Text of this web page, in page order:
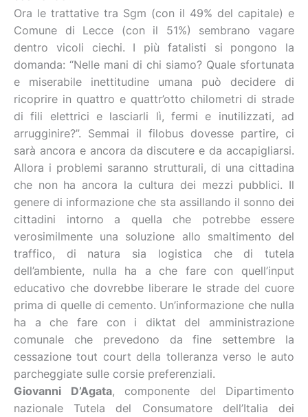
Ora le trattative tra Sgm (con il 49% del capitale) e
Comune di Lecce (con il 51%) sembrano vagare
dentro vicoli ciechi. I più fatalisti si pongono la
domanda: “Nelle mani di chi siamo? Quale sfortunata
e miserabile inettitudine umana può decidere di
ricoprire in quattro e quattr’otto chilometri di strade
di fili elettrici e lasciarli lì, fermi e inutilizzati, ad
arrugginire?”. Semmai il filobus dovesse partire, ci
sarà ancora e ancora da discutere e da accapigliarsi.
Allora i problemi saranno strutturali, di una cittadina
che non ha ancora la cultura dei mezzi pubblici. Il
genere di informazione che sta assillando il sonno dei
cittadini intorno a quella che potrebbe essere
verosimilmente una soluzione allo smaltimento del
traffico, di natura sia logistica che di tutela
dell’ambiente, nulla ha a che fare con quell’input
educativo che dovrebbe liberare le strade del cuore
prima di quelle di cemento. Un’informazione che nulla
ha a che fare con i diktat del amministrazione
comunale che prevedono da fine settembre la
cessazione tout court della tolleranza verso le auto
parcheggiate sulle corsie preferenziali.
Giovanni D’Agata, componente del Dipartimento
nazionale Tutela del Consumatore dell’Italia dei